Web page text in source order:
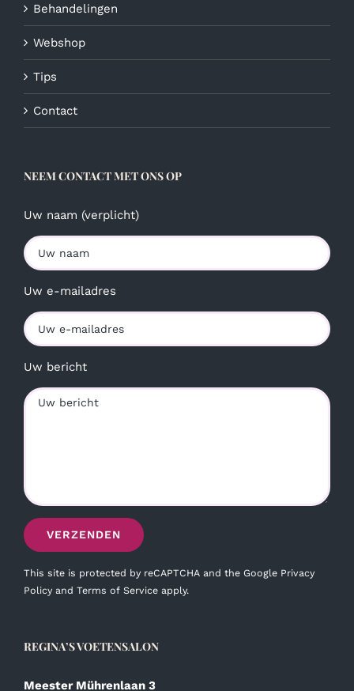
Behandelingen
Webshop
Tips
Contact
NEEM CONTACT MET ONS OP
Uw naam (verplicht)
Uw e-mailadres
Uw bericht
This site is protected by reCAPTCHA and the Google Privacy
Policy and Terms of Service apply.
REGINA’S VOETENSALON
Meester Mührenlaan 3